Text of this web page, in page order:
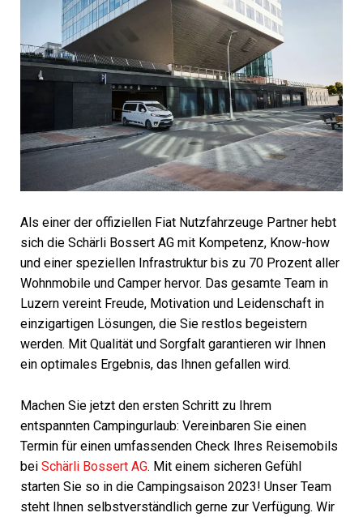
Als einer der offiziellen Fiat Nutzfahrzeuge Partner hebt
sich die Schärli Bossert AG mit Kompetenz, Know-how
und einer speziellen Infrastruktur bis zu 70 Prozent aller
Wohnmobile und Camper hervor. Das gesamte Team in
Luzern vereint Freude, Motivation und Leidenschaft in
einzigartigen Lösungen, die Sie restlos begeistern
werden. Mit Qualität und Sorgfalt garantieren wir Ihnen
ein optimales Ergebnis, das Ihnen gefallen wird.
Machen Sie jetzt den ersten Schritt zu Ihrem
entspannten Campingurlaub: Vereinbaren Sie einen
Termin für einen umfassenden Check Ihres Reisemobils
bei Schärli Bossert AG. Mit einem sicheren Gefühl
starten Sie so in die Campingsaison 2023! Unser Team
steht Ihnen selbstverständlich gerne zur Verfügung. Wir